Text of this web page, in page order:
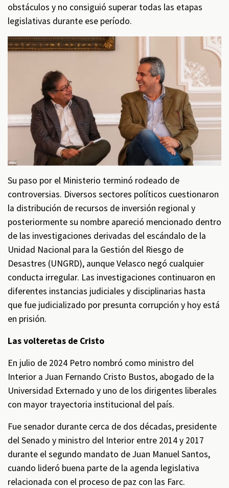
obstáculos y no consiguió superar todas las etapas
legislativas durante ese período.
Su paso por el Ministerio terminó rodeado de
controversias. Diversos sectores políticos cuestionaron
la distribución de recursos de inversión regional y
posteriormente su nombre apareció mencionado dentro
de las investigaciones derivadas del escándalo de la
Unidad Nacional para la Gestión del Riesgo de
Desastres (UNGRD), aunque Velasco negó cualquier
conducta irregular. Las investigaciones continuaron en
diferentes instancias judiciales y disciplinarias hasta
que fue judicializado por presunta corrupción y hoy está
en prisión.
Las volteretas de Cristo
En julio de 2024 Petro nombró como ministro del
Interior a Juan Fernando Cristo Bustos, abogado de la
Universidad Externado y uno de los dirigentes liberales
con mayor trayectoria institucional del país.
Fue senador durante cerca de dos décadas, presidente
del Senado y ministro del Interior entre 2014 y 2017
durante el segundo mandato de Juan Manuel Santos,
cuando lideró buena parte de la agenda legislativa
relacionada con el proceso de paz con las Farc.